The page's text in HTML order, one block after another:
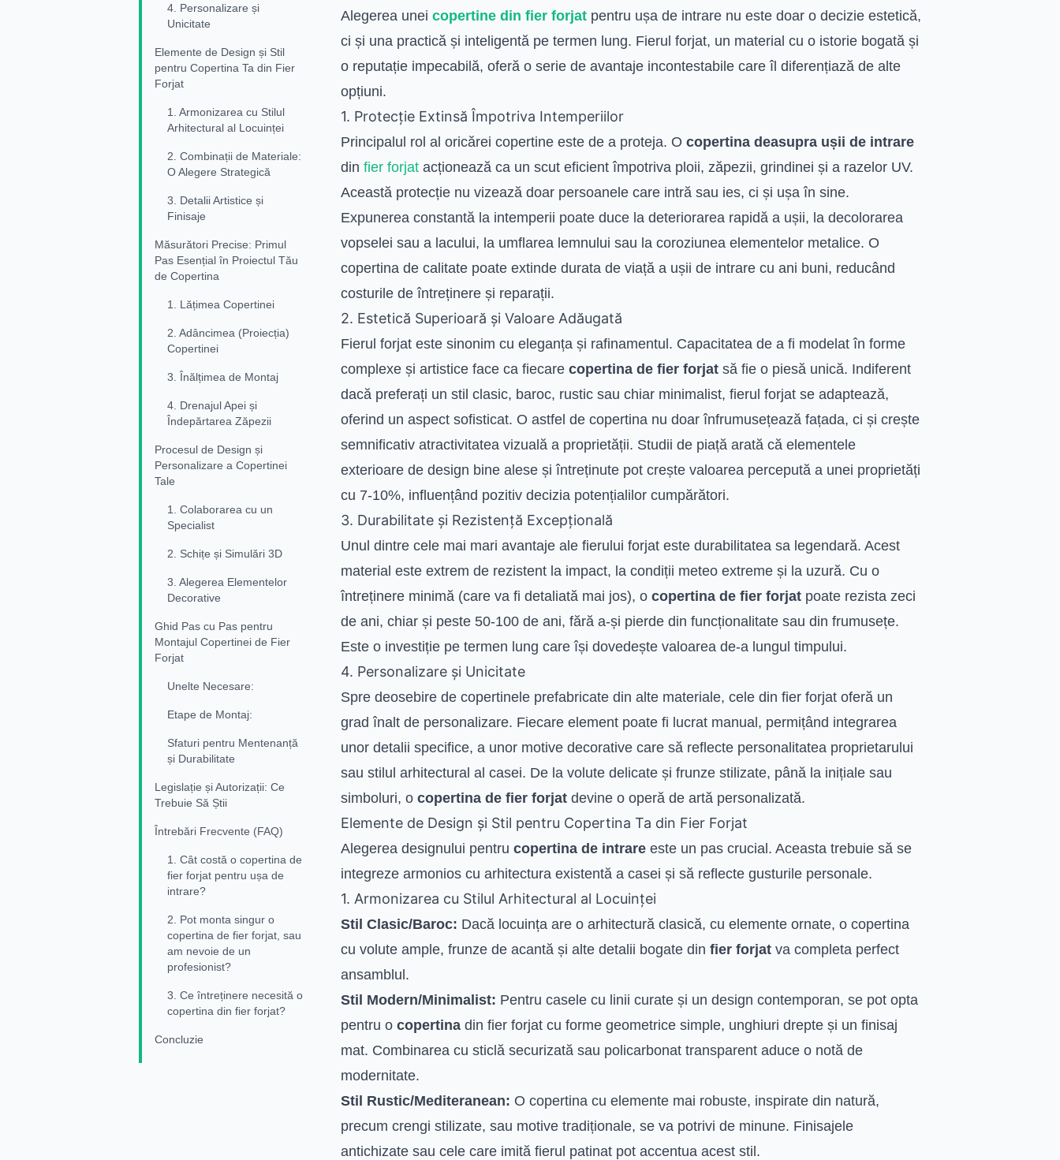
4. Personalizare și
Unicitate
Elemente de Design și Stil
pentru Copertina Ta din Fier
Forjat
1. Armonizarea cu Stilul
Arhitectural al Locuinței
2. Combinații de Materiale:
O Alegere Strategică
3. Detalii Artistice și
Finisaje
Măsurători Precise: Primul
Pas Esențial în Proiectul Tău
de Copertina
1. Lățimea Copertinei
2. Adâncimea (Proiecția)
Copertinei
3. Înălțimea de Montaj
4. Drenajul Apei și
Îndepărtarea Zăpezii
Procesul de Design și
Personalizare a Copertinei
Tale
1. Colaborarea cu un
Specialist
2. Schițe și Simulări 3D
3. Alegerea Elementelor
Decorative
Ghid Pas cu Pas pentru
Montajul Copertinei de Fier
Forjat
Unelte Necesare:
Etape de Montaj:
Sfaturi pentru Mentenanță
și Durabilitate
Legislație și Autorizații: Ce
Trebuie Să Știi
Întrebări Frecvente (FAQ)
1. Cât costă o copertina de
fier forjat pentru ușa de
intrare?
2. Pot monta singur o
copertina de fier forjat, sau
am nevoie de un
profesionist?
3. Ce întreținere necesită o
copertina din fier forjat?
Concluzie
Alegerea unei copertine din fier forjat pentru ușa de intrare nu este doar o decizie estetică,
ci și una practică și inteligentă pe termen lung. Fierul forjat, un material cu o istorie bogată și
o reputație impecabilă, oferă o serie de avantaje incontestabile care îl diferențiază de alte
opțiuni.
1. Protecție Extinsă Împotriva Intemperiilor
Principalul rol al oricărei copertine este de a proteja. O copertina deasupra ușii de intrare
din fier forjat acționează ca un scut eficient împotriva ploii, zăpezii, grindinei și a razelor UV.
Această protecție nu vizează doar persoanele care intră sau ies, ci și ușa în sine.
Expunerea constantă la intemperii poate duce la deteriorarea rapidă a ușii, la decolorarea
vopselei sau a lacului, la umflarea lemnului sau la coroziunea elementelor metalice. O
copertina de calitate poate extinde durata de viață a ușii de intrare cu ani buni, reducând
costurile de întreținere și reparații.
2. Estetică Superioară și Valoare Adăugată
Fierul forjat este sinonim cu eleganța și rafinamentul. Capacitatea de a fi modelat în forme
complexe și artistice face ca fiecare copertina de fier forjat să fie o piesă unică. Indiferent
dacă preferați un stil clasic, baroc, rustic sau chiar minimalist, fierul forjat se adaptează,
oferind un aspect sofisticat. O astfel de copertina nu doar înfrumusețează fațada, ci și crește
semnificativ atractivitatea vizuală a proprietății. Studii de piață arată că elementele
exterioare de design bine alese și întreținute pot crește valoarea percepută a unei proprietăți
cu 7-10%, influențând pozitiv decizia potențialilor cumpărători.
3. Durabilitate și Rezistență Excepțională
Unul dintre cele mai mari avantaje ale fierului forjat este durabilitatea sa legendară. Acest
material este extrem de rezistent la impact, la condiții meteo extreme și la uzură. Cu o
întreținere minimă (care va fi detaliată mai jos), o copertina de fier forjat poate rezista zeci
de ani, chiar și peste 50-100 de ani, fără a-și pierde din funcționalitate sau din frumusețe.
Este o investiție pe termen lung care își dovedește valoarea de-a lungul timpului.
4. Personalizare și Unicitate
Spre deosebire de copertinele prefabricate din alte materiale, cele din fier forjat oferă un
grad înalt de personalizare. Fiecare element poate fi lucrat manual, permițând integrarea
unor detalii specifice, a unor motive decorative care să reflecte personalitatea proprietarului
sau stilul arhitectural al casei. De la volute delicate și frunze stilizate, până la inițiale sau
simboluri, o copertina de fier forjat devine o operă de artă personalizată.
Elemente de Design și Stil pentru Copertina Ta din Fier Forjat
Alegerea designului pentru copertina de intrare este un pas crucial. Aceasta trebuie să se
integreze armonios cu arhitectura existentă a casei și să reflecte gusturile personale.
1. Armonizarea cu Stilul Arhitectural al Locuinței
Stil Clasic/Baroc: Dacă locuința are o arhitectură clasică, cu elemente ornate, o copertina
cu volute ample, frunze de acantă și alte detalii bogate din fier forjat va completa perfect
ansamblul.
Stil Modern/Minimalist: Pentru casele cu linii curate și un design contemporan, se pot opta
pentru o copertina din fier forjat cu forme geometrice simple, unghiuri drepte și un finisaj
mat. Combinarea cu sticlă securizată sau policarbonat transparent aduce o notă de
modernitate.
Stil Rustic/Mediteranean: O copertina cu elemente mai robuste, inspirate din natură,
precum crengi stilizate, sau motive tradiționale, se va potrivi de minune. Finisajele
antichizate sau cele care imită fierul patinat pot accentua acest stil.